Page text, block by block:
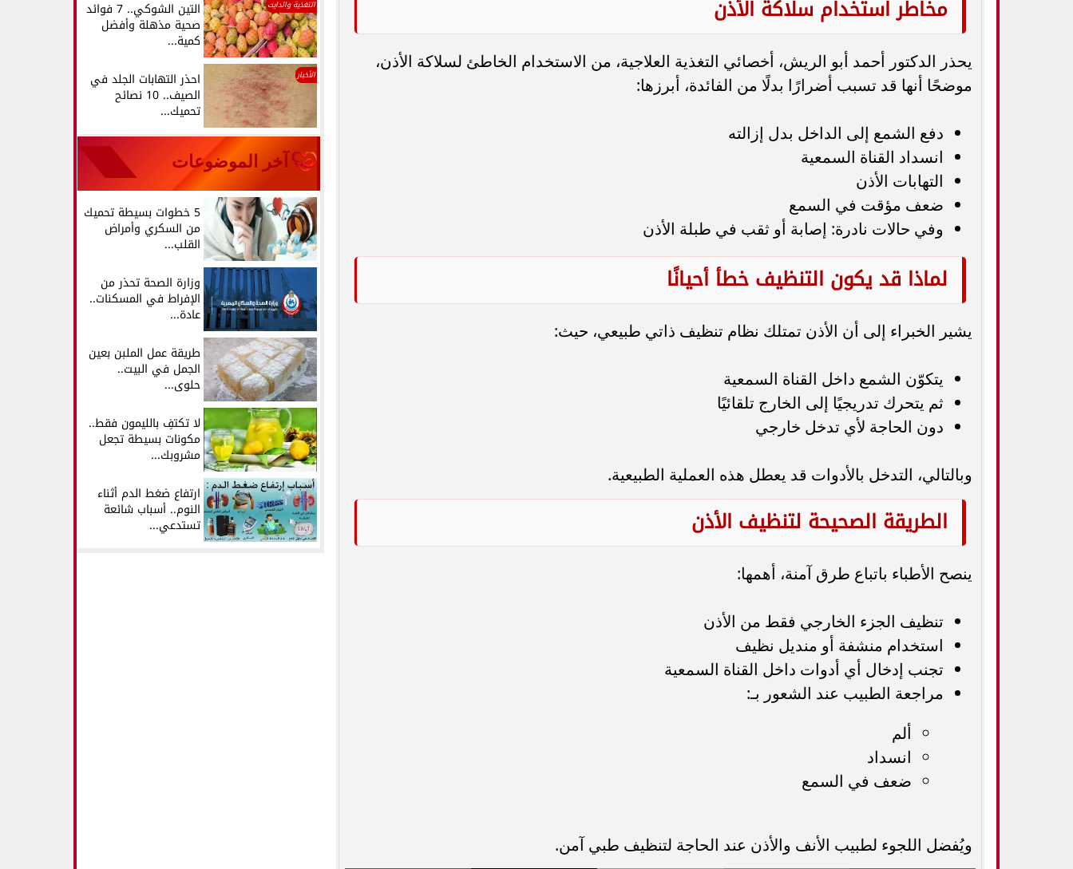
مخاطر استخدام سلاكة الأذن
يحذر الدكتور أحمد أبو الريش، أخصائي التغذية العلاجية، من الاستخدام الخاطئ لسلاكة الأذن،
موضحًا أنها قد تسبب أضرارًا بدلًا من الفائدة، أبرزها:
دفع الشمع إلى الداخل بدل إزالته
انسداد القناة السمعية
التهابات الأذن
ضعف مؤقت في السمع
وفي حالات نادرة: إصابة أو ثقب في طبلة الأذن
لماذا قد يكون التنظيف خطأ أحيانًا
يشير الخبراء إلى أن الأذن تمتلك نظام تنظيف ذاتي طبيعي، حيث:
يتكوّن الشمع داخل القناة السمعية
ثم يتحرك تدريجيًا إلى الخارج تلقائيًا
دون الحاجة لأي تدخل خارجي
وبالتالي، التدخل بالأدوات قد يعطل هذه العملية الطبيعية.
الطريقة الصحيحة لتنظيف الأذن
ينصح الأطباء باتباع طرق آمنة، أهمها:
تنظيف الجزء الخارجي فقط من الأذن
استخدام منشفة أو منديل نظيف
تجنب إدخال أي أدوات داخل القناة السمعية
مراجعة الطبيب عند الشعور بـ:
ألم
انسداد
ضعف في السمع
ويُفضل اللجوء لطبيب الأنف والأذن عند الحاجة لتنظيف طبي آمن.
التغذية والدايت التين الشوكي.. 7 فوائد
صحية مذهلة وأفضل
كمية...
الأخبار احذر التهابات الجلد في
الصيف.. 10 نصائح
تحميك...
آخر الموضوعات
5 خطوات بسيطة تحميك
من السكري وأمراض
القلب...
وزارة الصحة تحذر من
الإفراط في المسكنات..
عادة...
طريقة عمل الملبن بعين
الجمل في البيت..
حلوى...
لا تكتفِ بالليمون فقط..
مكونات بسيطة تجعل
مشروبك...
ارتفاع ضغط الدم أثناء
النوم.. أسباب شائعة
تستدعي...